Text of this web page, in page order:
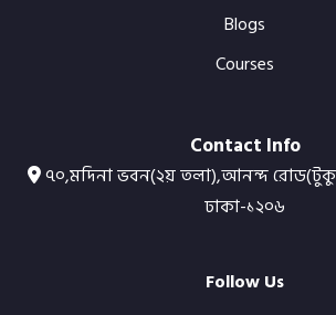
Blogs
Courses
Contact Info
৭০,মদিনা ভবন(২য় তলা),আনন্দ রোড(টুকু
ঢাকা-১২০৬
Follow Us